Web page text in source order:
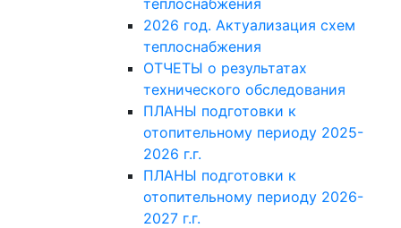
теплоснабжения
2026 год. Актуализация схем
теплоснабжения
ОТЧЕТЫ о результатах
технического обследования
ПЛАНЫ подготовки к
отопительному периоду 2025-
2026 г.г.
ПЛАНЫ подготовки к
отопительному периоду 2026-
2027 г.г.